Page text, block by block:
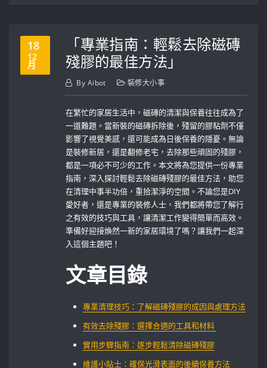
18
12
月
「專業指南：輕鬆去除磁磚
殘膠的最佳方法」
By Aibot 裝修大小事
在繁忙的家居生活中，磁磚的清潔與保養往往成為了
一道難題。當新裝的磁磚拆除後，殘留的膠粘劑不僅
影響了視覺美感，還可能成為日後保養的隱憂。無論
是裝修新居，還是翻修老宅，去除那些頑固的殘膠，
都是一項必不可少的工作。本文將為您提供一份專業
指南，深入探討輕鬆去除磁磚殘膠的最佳方法，助您
在清理中事半功倍，重拾潔淨的空間。不論您是DIY
愛好者，還是專業的裝修人士，我們都將帶您了解行
之有效的技巧與工具，讓清潔工作變得簡單而高效。
準備好迎接煥然一新的家居環境了嗎？讓我們一起深
入這個主題吧！
文章目錄
專業清理技巧：了解磁磚殘膠的成因與處理方法
有效去除殘膠：選擇合適的工具和材料 ‌
實用步驟指南：逐步輕鬆清除磁磚殘膠
維護小貼士：確保光滑表面的後續保養方法